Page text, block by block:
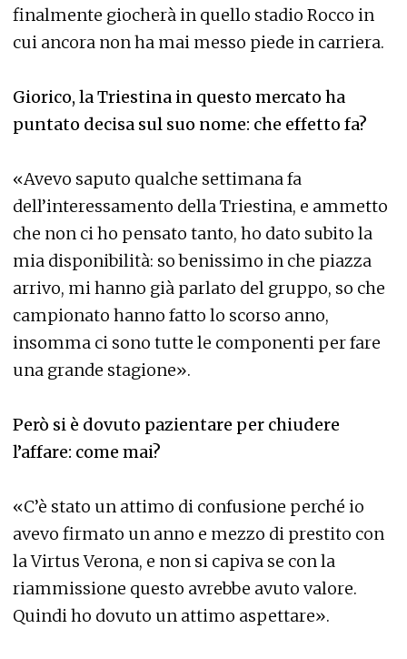
finalmente giocherà in quello stadio Rocco in
cui ancora non ha mai messo piede in carriera.
Giorico, la Triestina in questo mercato ha
puntato decisa sul suo nome: che effetto fa?
«Avevo saputo qualche settimana fa
dell’interessamento della Triestina, e ammetto
che non ci ho pensato tanto, ho dato subito la
mia disponibilità: so benissimo in che piazza
arrivo, mi hanno già parlato del gruppo, so che
campionato hanno fatto lo scorso anno,
insomma ci sono tutte le componenti per fare
una grande stagione».
Però si è dovuto pazientare per chiudere
l’affare: come mai?
«C’è stato un attimo di confusione perché io
avevo firmato un anno e mezzo di prestito con
la Virtus Verona, e non si capiva se con la
riammissione questo avrebbe avuto valore.
Quindi ho dovuto un attimo aspettare».